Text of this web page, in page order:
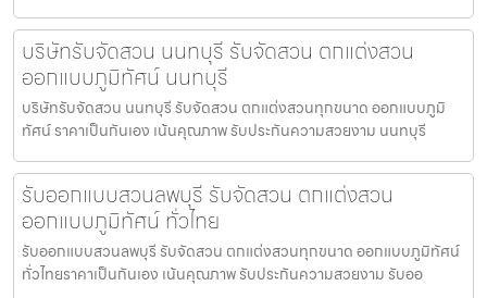
บริษัทรับจัดสวน นนทบุรี รับจัดสวน ตกแต่งสวน
ออกแบบภูมิทัศน์ นนทบุรี
บริษัทรับจัดสวน นนทบุรี รับจัดสวน ตกแต่งสวนทุกขนาด ออกแบบภูมิ
ทัศน์ ราคาเป็นกันเอง เน้นคุณภาพ รับประกันความสวยงาม นนทบุรี
รับออกแบบสวนลพบุรี รับจัดสวน ตกแต่งสวน
ออกแบบภูมิทัศน์ ทั่วไทย
รับออกแบบสวนลพบุรี รับจัดสวน ตกแต่งสวนทุกขนาด ออกแบบภูมิทัศน์
ทั่วไทยราคาเป็นกันเอง เน้นคุณภาพ รับประกันความสวยงาม รับออ